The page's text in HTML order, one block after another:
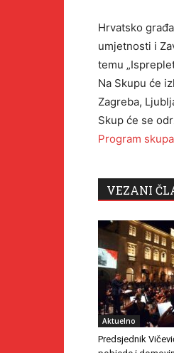
Hrvatsko
umjetnosti i
temu
Na Skupu će
Zagreba,
Skup će se
Program skupa
VEZANI
Aktuelno
Predsjednik